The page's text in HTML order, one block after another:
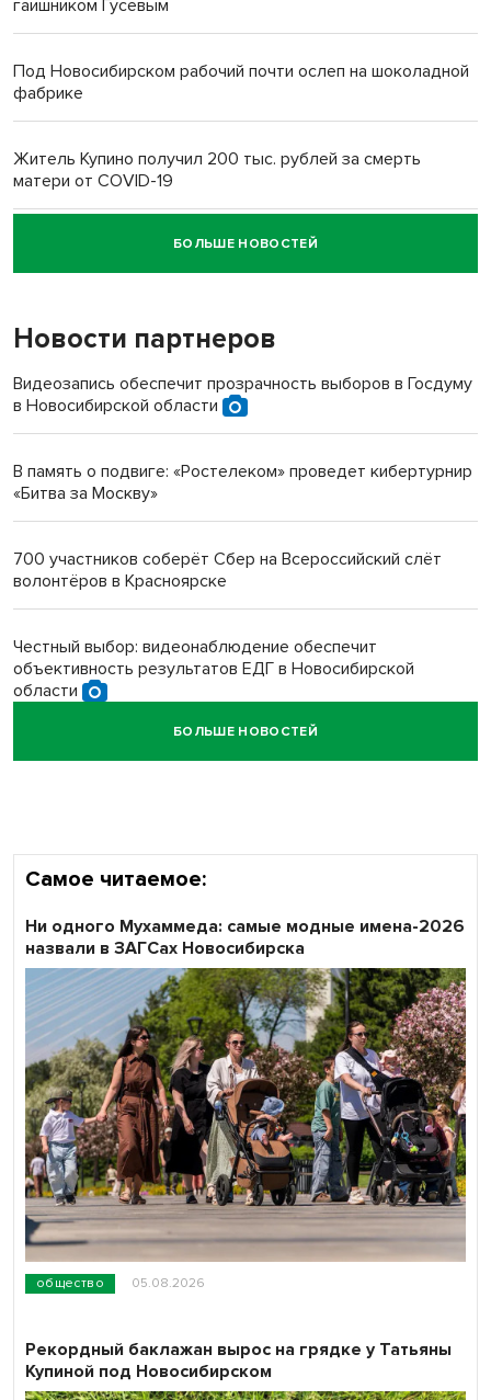
гаишником Гусевым
Под Новосибирском рабочий почти ослеп на шоколадной
фабрике
Житель Купино получил 200 тыс. рублей за смерть
матери от COVID-19
Новосибирский суд наказал водителя за смерть
пенсионерки на вокзале
«Мы живём на пастбище!»: в новосибирском селе лошади
терроризируют жителей
Инвалид получил условный срок за избиение врачей
БОЛЬШЕ НОВОСТЕЙ
Новости партнеров
Видеозапись обеспечит прозрачность выборов в Госдуму
в Новосибирской области
В память о подвиге: «Ростелеком» проведет кибертурнир
«Битва за Москву»
700 участников соберёт Сбер на Всероссийский слёт
волонтёров в Красноярске
Честный выбор: видеонаблюдение обеспечит
объективность результатов ЕДГ в Новосибирской
области
Кибертанки пошли в бой: «Ростелеком» объявляет
БОЛЬШЕ НОВОСТЕЙ
Самое читаемое:
общество 05.08.2026
Ни одного Мухаммеда: самые модные имена-2026
назвали в ЗАГСах Новосибирска
Рекордный баклажан вырос на грядке у Татьяны
Купиной под Новосибирском